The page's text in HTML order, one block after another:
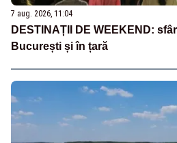
7 aug. 2026, 11:04
DESTINAȚII DE WEEKEND:
București și în țară